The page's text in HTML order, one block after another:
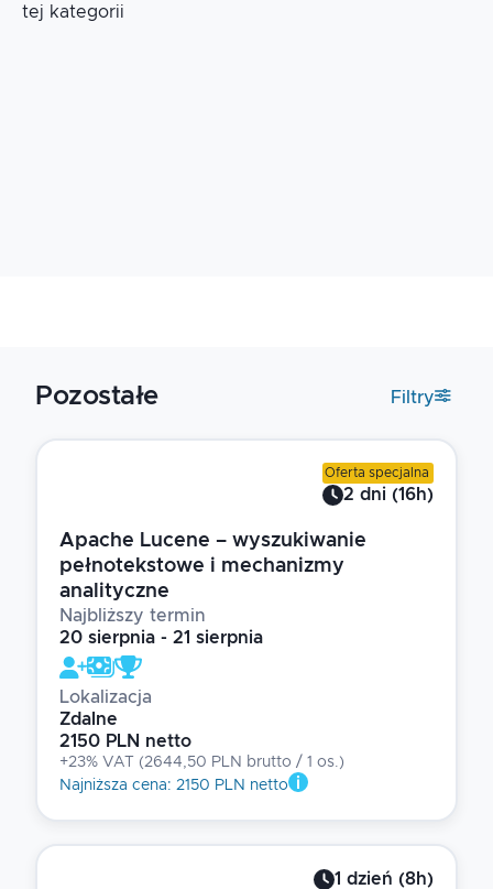
tej kategorii
Pozostałe Filtry
Oferta specjalna
2 dni (16h)
Apache Lucene – wyszukiwanie
pełnotekstowe i mechanizmy
analityczne
Najbliższy termin
20 sierpnia - 21 sierpnia
Lokalizacja
Zdalne
2150 PLN netto
+23% VAT (2644,50 PLN brutto / 1 os.)
Najniższa cena: 2150 PLN netto
1 dzień (8h)